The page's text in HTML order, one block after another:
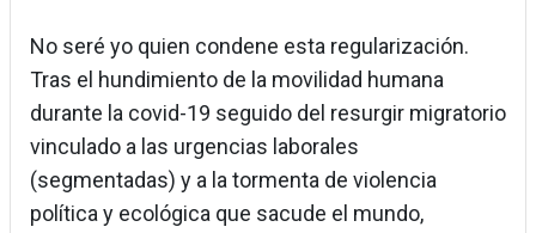
No seré yo quien condene esta regularización.
Tras el hundimiento de la movilidad humana
durante la covid-19 seguido del resurgir migratorio
vinculado a las urgencias laborales
(segmentadas) y a la tormenta de violencia
política y ecológica que sacude el mundo,